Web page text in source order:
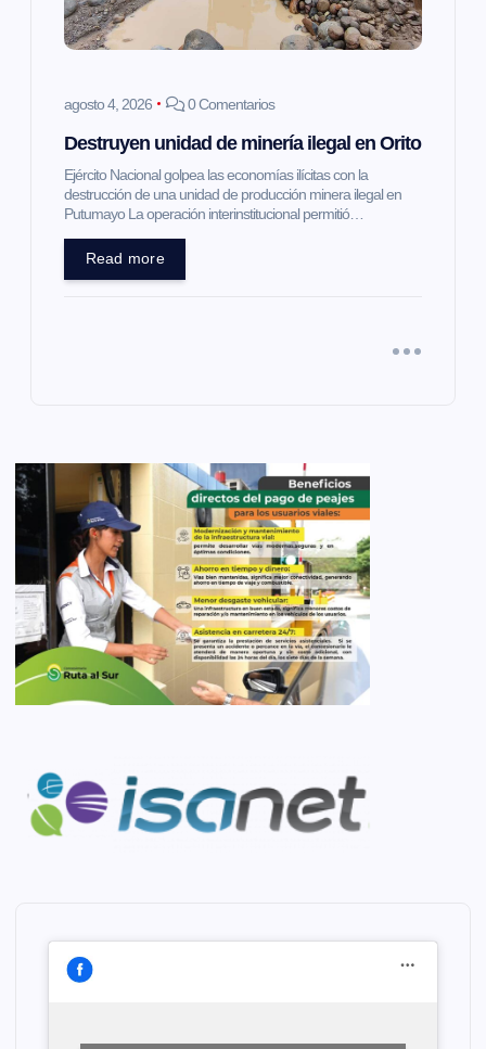
agosto 4, 2026 0 Comentarios
Destruyen unidad de minería ilegal en Orito
Ejército Nacional golpea las economías ilícitas con la
destrucción de una unidad de producción minera ilegal en
Putumayo La operación interinstitucional permitió…
Read more